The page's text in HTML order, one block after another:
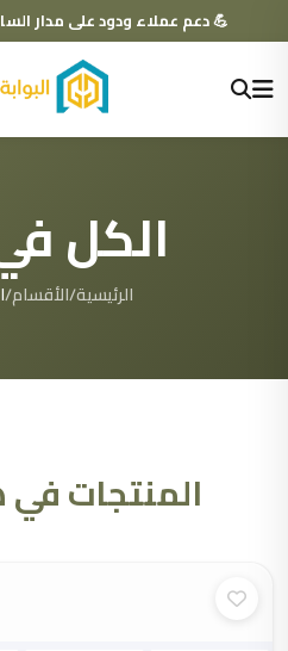
💪 دعم عملاء ودود على مدار
الكل
الرئيسية/الأقسام/
المنتجات